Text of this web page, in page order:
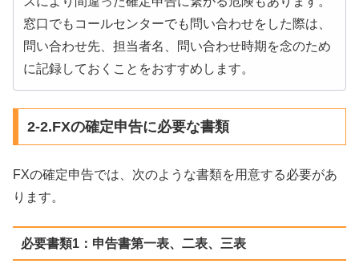
窓口でもコールセンターでも問い合わせをした際は、
問い合わせ先、担当者名、問い合わせ時期を念のため
に記録しておくことをおすすめします。
2-2.FXの確定申告に必要な書類
FXの確定申告では、次のような書類を用意する必要があ
ります。
必要書類1：申告書第一表、二表、三表